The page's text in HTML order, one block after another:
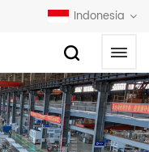
Indonesia